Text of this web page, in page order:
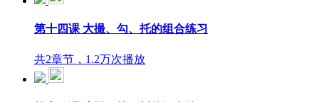
第十四课 大撮、勾、托的组合练习
共2章节，1.2万次播放